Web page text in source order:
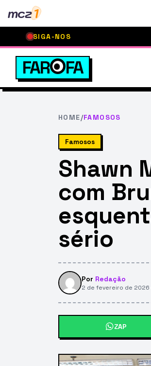
mcz1
SIGA-NOS
FAR FA
HOME/FAMOSOS
Famosos
Shawn
com
sério
Por Redação
2 de fevereiro de 2026
ZAP